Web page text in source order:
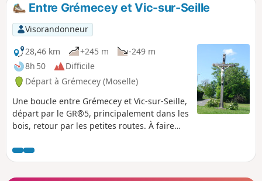
Entre Grémecey et Vic-sur-Seille
Visorandonneur
28,46 km
+245 m
-249 m
8h 50
Difficile
Départ à Grémecey (Moselle)
Une boucle entre Grémecey et Vic-sur-Seille,
départ par le GR®5, principalement dans les
bois, retour par les petites routes. À faire
endroits, défaillant, et les fausses pistes
sont nombreuses. Par fausses pistes, il faut
entendre de beaux et larges chemins où on